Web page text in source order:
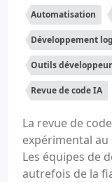
Automatisation
Développement
Outils développeur
Revue de code IA
La revue de
expérimental
Les équipes de
autrefois de la